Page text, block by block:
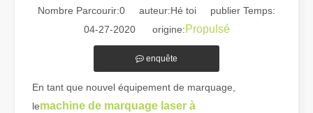
Nombre Parcourir:0 auteur:Hé toi publier Temps:
04-27-2020 origine:Propulsé
enquête
En tant que nouvel équipement de marquage,
lemachine de marquage laser à